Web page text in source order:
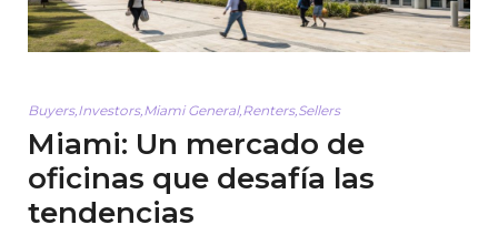
Buyers, Investors, Miami General, Renters, Sellers
Miami: Un mercado de
oficinas que desafía las
tendencias